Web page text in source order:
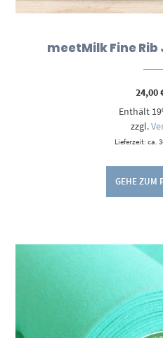
meetMilk Fine
24,00
Enthält
zzgl.
Lieferzeit: ca.
GEHE ZUM